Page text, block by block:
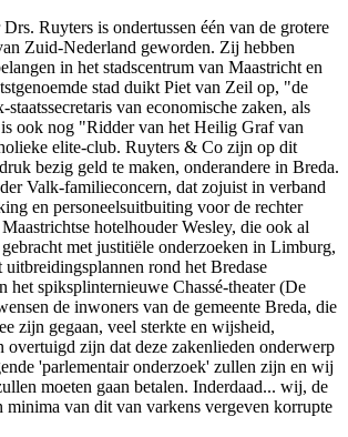
Ruyters is ondertussen één van de grotere
Zuid-Nederland geworden. Zij hebben
in het stadscentrum van Maastricht en
stad duikt Piet van Zeil op, "de
staatssecretaris van economische zaken, als
ook nog "Ridder van het Heilig Graf van
elite-club. Ruyters & Co zijn op dit
bezig geld te maken, onderandere in Breda.
Valk-familieconcern, dat zojuist in verband
en personeelsuitbuiting voor de rechter
hotelhouder Wesley, die ook al
met justitiële onderzoeken in Limburg,
uitbreidingsplannen rond het Bredase
het spiksplinternieuwe Chassé-theater (De
de inwoners van de gemeente Breda, die
zijn gegaan, veel sterkte en wijsheid,
overtuigd zijn dat deze zakenlieden onderwerp
'parlementair onderzoek' zullen zijn en wij
moeten gaan betalen. Inderdaad... wij, de
minima van dit van varkens vergeven korrupte